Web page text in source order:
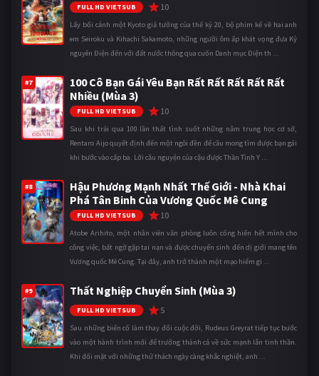
FULL HD VIETSUB 10
Lấy bối cảnh một Kyoto giả tưởng của thế kỷ 20, bộ phim kể về hai anh
em Seiroku và Kihachi Sakamoto, những người ôm ấp khát vọng đưa Kỷ
nguyên Điện đến với đất nước thông qua cuốn Danh mục Điện th ...
#7
100 Cô Bạn Gái Yêu Bạn Rất Rất Rất Rất Rất
Nhiều (Mùa 3)
FULL HD VIETSUB 10
Sau khi trải qua 100 lần thất tình suốt những năm trung học cơ sở,
Rentaro Aijo quyết định đến một ngôi đền để cầu mong tìm được bạn gái
khi bước vào cấp ba. Lời cầu nguyện của cậu được Thần Tình Y ...
#8
Hậu Phương Mạnh Nhất Thế Giới - Nhà Khai
Phá Tân Binh Của Vương Quốc Mê Cung
FULL HD VIETSUB 10
Atobe Arihito, một nhân viên văn phòng luôn cống hiến hết mình cho
công việc, bất ngờ gặp tai nạn và được chuyển sinh đến dị giới mang tên
Vương quốc Mê Cung. Tại đây, anh trở thành một mạo hiểm gi ...
#9 Thất Nghiệp Chuyển Sinh (Mùa 3)
FULL HD VIETSUB 5
Sau những biến cố làm thay đổi cuộc đời, Rudeus Greyrat tiếp tục bước
vào một hành trình mới để trưởng thành cả về sức mạnh lẫn tinh thần.
Khi đối mặt với những thử thách ngày càng khắc nghiệt, anh ...